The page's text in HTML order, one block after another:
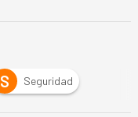
S Seguridad